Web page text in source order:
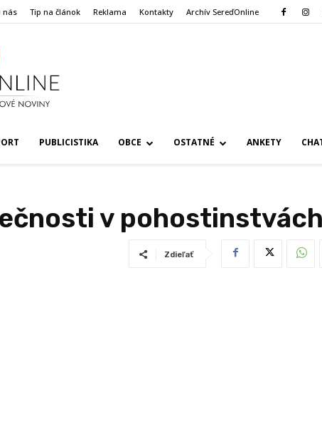
nás Tip na článok Reklama Kontakty Archív SereďOnline
PUBLICISTIKA OBCE OSTATNÉ ANKETY
v pohostinstvách
Zdieľať